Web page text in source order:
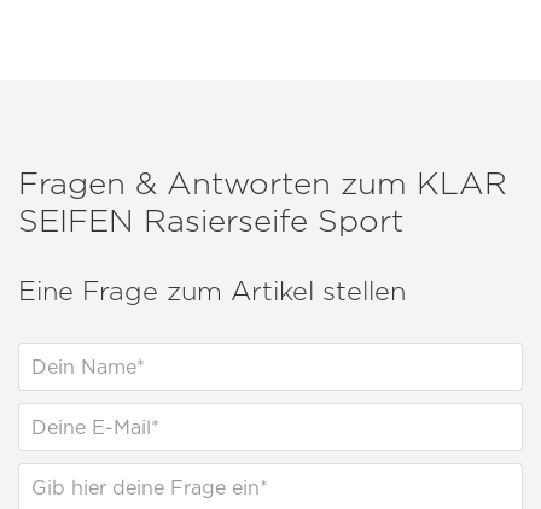
Fragen & Antworten zum KLAR
SEIFEN Rasierseife Sport
Eine Frage zum Artikel stellen